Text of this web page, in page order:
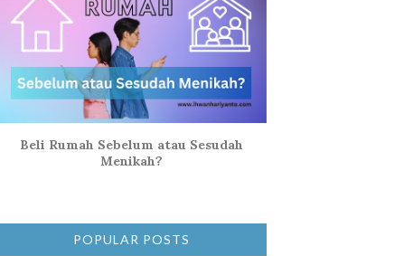
Beli Rumah Sebelum atau Sesudah
Menikah?
POPULAR POSTS